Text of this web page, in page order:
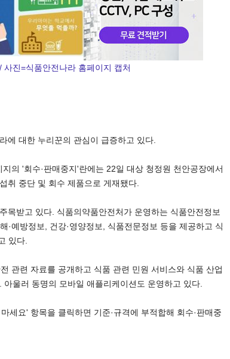
텍스 텍스
사진=식품안전나라 홈페이지 캡처
에 대한 누리꾼의 관심이 급증하고 있다.
의 '회수·판매중지'란에는 22일 대상 청정원 천안공장에서
취 중단 및 회수 제품으로 게재됐다.
목받고 있다. 식품의약품안전처가 운영하는 식품안전정보
·예방정보, 건강·영양정보, 식품전문정보 등을 제공하고 식
있다.
관련 자료를 공개하고 식품 관련 민원 서비스와 식품 산업
울러 동명의 모바일 애플리케이션도 운영하고 있다.
세요' 항목을 클릭하면 기준·규격에 부적합해 회수·판매중